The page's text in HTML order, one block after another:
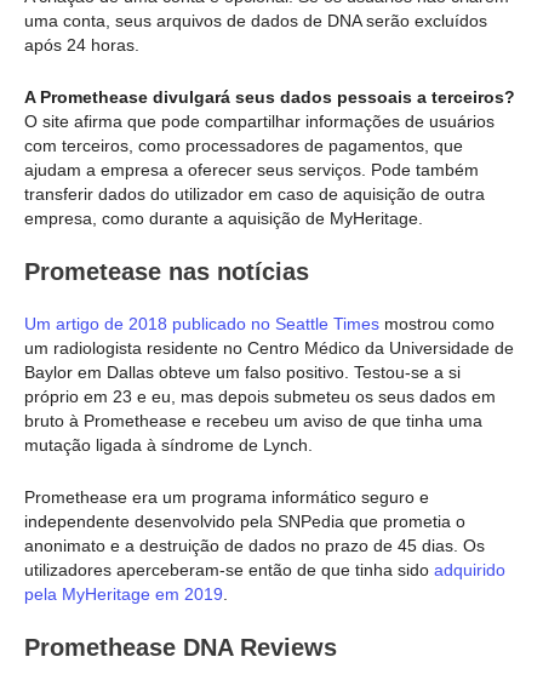
uma conta, seus arquivos de dados de DNA serão excluídos
após 24 horas.
A Promethease divulgará seus dados pessoais a terceiros?
O site afirma que pode compartilhar informações de usuários
com terceiros, como processadores de pagamentos, que
ajudam a empresa a oferecer seus serviços. Pode também
transferir dados do utilizador em caso de aquisição de outra
empresa, como durante a aquisição de MyHeritage.
Prometease nas notícias
Um artigo de 2018 publicado no Seattle Times mostrou como
um radiologista residente no Centro Médico da Universidade de
Baylor em Dallas obteve um falso positivo. Testou-se a si
próprio em 23 e eu, mas depois submeteu os seus dados em
bruto à Promethease e recebeu um aviso de que tinha uma
mutação ligada à síndrome de Lynch.
Promethease era um programa informático seguro e
independente desenvolvido pela SNPedia que prometia o
anonimato e a destruição de dados no prazo de 45 dias. Os
utilizadores aperceberam-se então de que tinha sido adquirido
pela MyHeritage em 2019
Promethease DNA Reviews